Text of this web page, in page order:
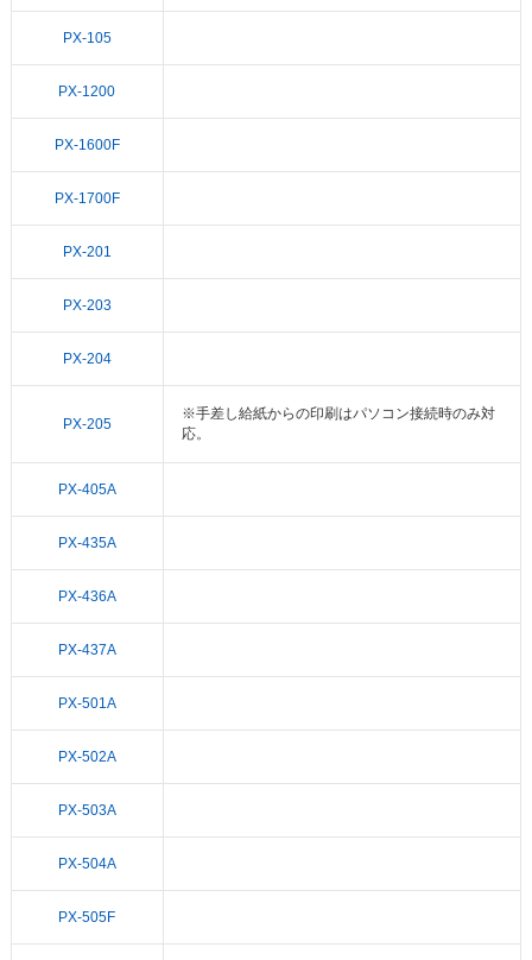
PX-105
PX-1200
PX-1600F
PX-1700F
PX-201
PX-203
PX-204
PX-205
※手差し給紙からの印刷はパソコン接続時のみ対
応。
PX-405A
PX-435A
PX-436A
PX-437A
PX-501A
PX-502A
PX-503A
PX-504A
PX-505F